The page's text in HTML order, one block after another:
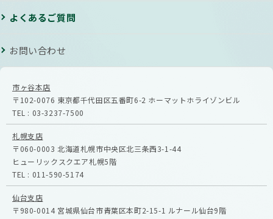
よくあるご質問
お問い合わせ
市ヶ谷本店
〒102-0076 東京都千代田区五番町6-2 ホーマットホライゾンビル
TEL : 03-3237-7500
札幌支店
〒060-0003 北海道札幌市中央区北三条西3-1-44
ヒューリックスクエア札幌5階
TEL : 011-590-5174
仙台支店
〒980-0014 宮城県仙台市青葉区本町2-15-1 ルナール仙台9階